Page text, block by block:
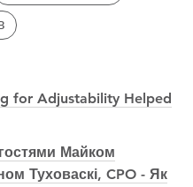
for Adjustability Helped
Майком
Туховаскі, CPO - Як